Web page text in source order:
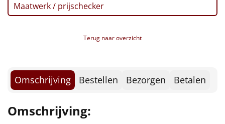
Wake up light
NIEUW
Slowcooker POPULAIR
Noodradio NIEUW
Maatwerk / prijschecker
Terug naar overzicht
Omschrijving Bestellen Bezorgen Betalen
Omschrijving: